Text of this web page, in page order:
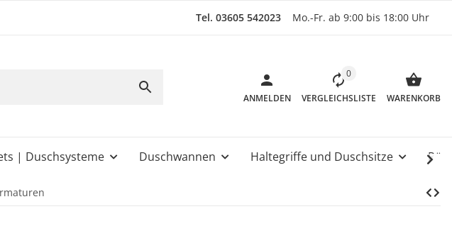
Tel. 03605 542023 Mo.-Fr. ab 9:00 bis 18:00 Uhr
ANMELDEN
0
VERGLEICHSLISTE WARENKORB
| Duschsysteme Duschwannen Haltegriffe und Duschsitze